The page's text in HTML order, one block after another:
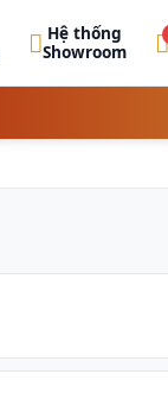
Hệ thống
Showroom